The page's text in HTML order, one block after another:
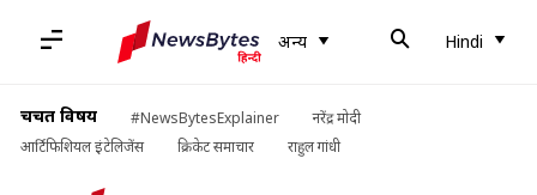
अन्य Hindi
चर्चित विषय #NewsBytesExplainer
नरेंद्र मोदी
आर्टिफिशियल इंटेलिजेंस
क्रिकेट समाचार राहुल गांधी